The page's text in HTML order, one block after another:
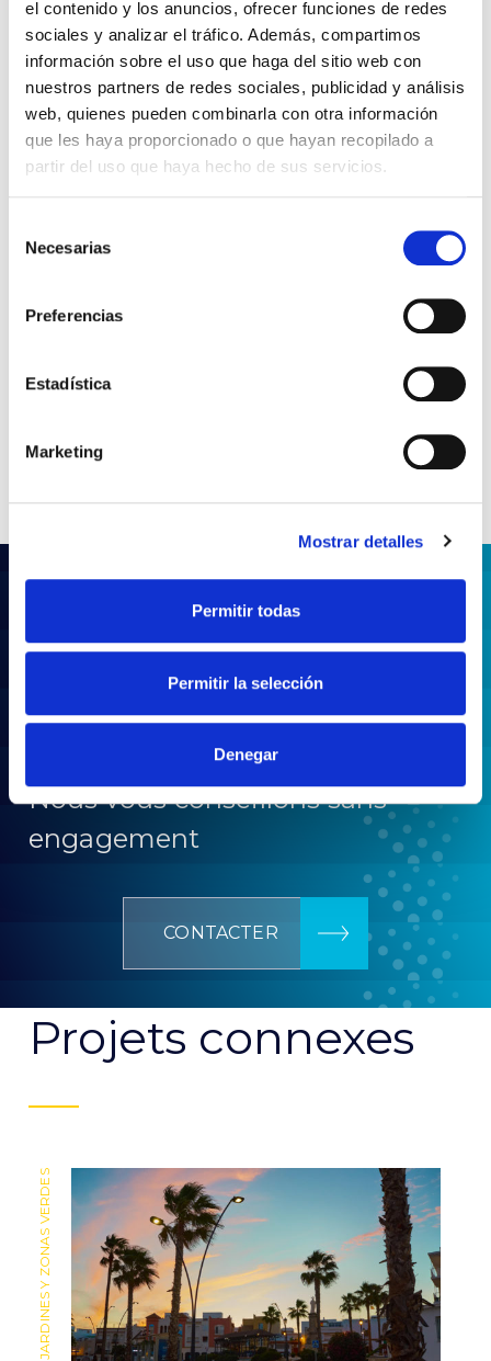
el contenido y los anuncios, ofrecer funciones de redes
sociales y analizar el tráfico. Además, compartimos
información sobre el uso que haga del sitio web con
nuestros partners de redes sociales, publicidad y análisis
web, quienes pueden combinarla con otra información
que les haya proporcionado o que hayan recopilado a
partir del uso que haya hecho de sus servicios.
Necesarias
Preferencias
Estadística
Marketing
Mostrar detalles
Permitir todas
Permitir la selección
Denegar
Les modèles installés sont ARISA ROAD, ARISA 2
et UNIVERSAL OPTICAL GROUP.
Vous avez besoin d’aide pour
Nous vous conseillons sans
engagement
CONTACTER
Projets connexes
JARDINES Y ZONAS VERDES